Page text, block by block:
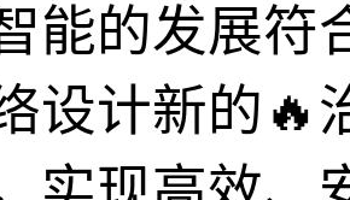
能的发展符
设计新的🔥